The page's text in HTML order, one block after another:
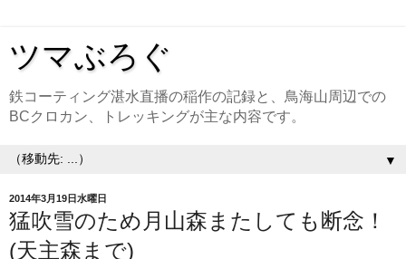
ツマぶろぐ
鉄コーティング湛水直播の稲作の記録と、鳥海山周辺での
BCクロカン、トレッキングが主な内容です。
▼
2014年3月19日水曜日
猛吹雪のため月山森またしても断念！
(天主森まで)